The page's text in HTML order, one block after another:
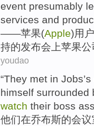
event presumably
services and
——苹果(Apple)用户
持的发布会上苹果公
youdao
“They met in Jobs’s
himself surrounded
watch their boss
他们在乔布斯的会议